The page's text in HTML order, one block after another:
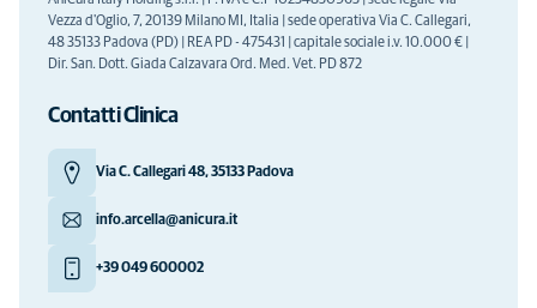
Vezza d'Oglio, 7, 20139 Milano MI, Italia | sede operativa Via C. Callegari,
48 35133 Padova (PD) | REA PD - 475431 | capitale sociale i.v. 10.000 € |
Dir. San. Dott. Giada Calzavara Ord. Med. Vet. PD 872
Contatti Clinica
Via C. Callegari 48, 35133 Padova
info.arcella@anicura.it
+39 049 600002